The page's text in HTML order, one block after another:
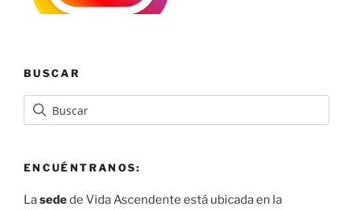
BUSCAR
ENCUÉNTRANOS:
Lasedede Vida Ascendente está ubicada en la